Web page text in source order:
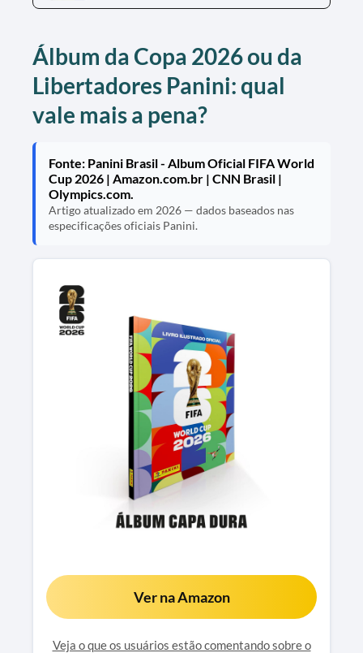
Álbum da Copa 2026 ou da
Libertadores Panini: qual
vale mais a pena?
Fonte: Panini Brasil - Album Oficial FIFA World
Cup 2026 | Amazon.com.br | CNN Brasil |
Olympics.com.
Artigo atualizado em 2026 — dados baseados nas
especificações oficiais Panini.
Ver na Amazon
Veja o que os usuários estão comentando sobre o